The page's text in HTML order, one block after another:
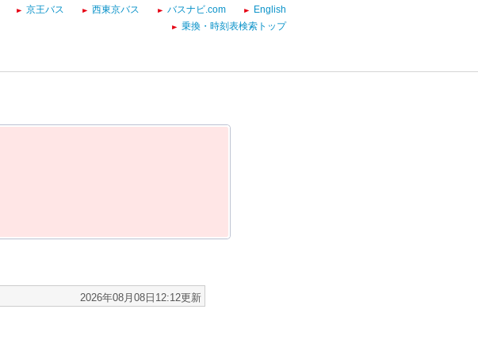
京王バス 西東京バス バスナビ.com
English
乗換・時刻表検索トップ
2026年08月08日12:12更新